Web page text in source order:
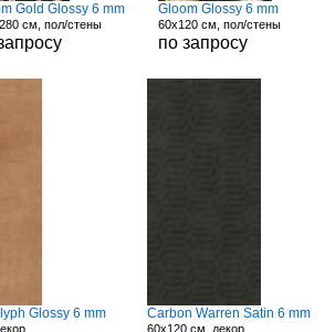
Gold Glossy 6 mm
см, пол/стены
Gloom Glossy 6 mm
60x120 см, пол/стены
по запросу
Glossy 6 mm Carbon Warren Satin 6 mm
60x120 см, декор